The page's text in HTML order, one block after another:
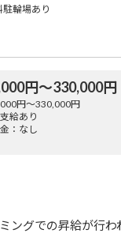
駐輪場あり
円〜330,000円
円～330,000円
給あり
：なし
ングでの昇給が行わ